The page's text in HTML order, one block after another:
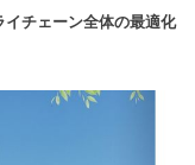
イチェーン全体の最適化